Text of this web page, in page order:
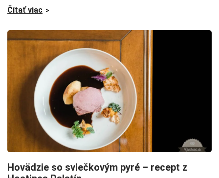
Čítať viac
Hovädzie so sviečkovým pyré – recept z